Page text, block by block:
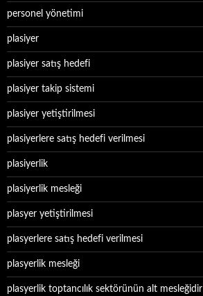
personel yönetimi
plasiyer
plasiyer satış hedefi
plasiyer takip sistemi
plasiyer yetiştirilmesi
plasiyerlere satış hedefi verilmesi
plasiyerlik
plasiyerlik mesleği
plasyer yetiştirilmesi
plasyerlere satış hedefi verilmesi
plasyerlik mesleği
plasyerlik toptancılık sektörünün alt mesleğidir